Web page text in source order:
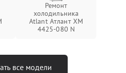
Ремонт
холодильника
Atlant Атлант ХМ
4425-080 N
все модели